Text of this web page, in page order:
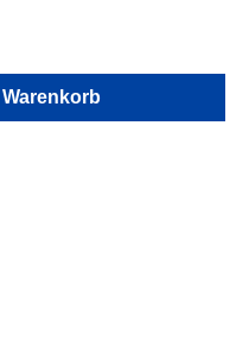
Wert ein
Warenkorb